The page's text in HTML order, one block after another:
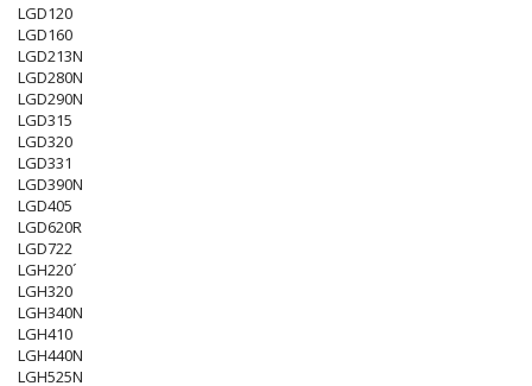
LGD120
LGD160
LGD213N
LGD280N
LGD290N
LGD315
LGD320
LGD331
LGD390N
LGD405
LGD620R
LGD722
LGH220´
LGH320
LGH340N
LGH410
LGH440N
LGH525N